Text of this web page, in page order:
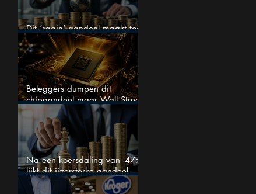
Dit ‘saaie’ aandeel maakt toch
bizar veel winst
Beleggers dumpen dit
chipaandeel maar Wall Street
ziet een zeldzame koopkans
Na een koersdaling van -47%
lijkt dit ijzersterke aandeel
aantrekkelijker dan ooit